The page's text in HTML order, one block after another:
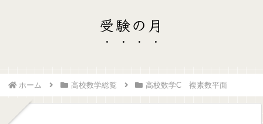
受験の月
ホーム 高校数学総覧 高校数学C 複素数平面